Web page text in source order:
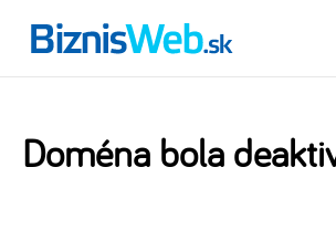
Doména bola